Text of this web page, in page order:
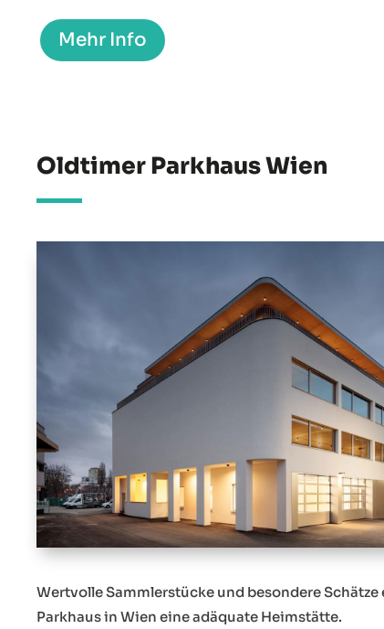
Mehr Info
Oldtimer Parkhaus Wien
Wertvolle Sammlerstücke und besondere
Parkhaus in Wien eine adäquate Heimstätte.